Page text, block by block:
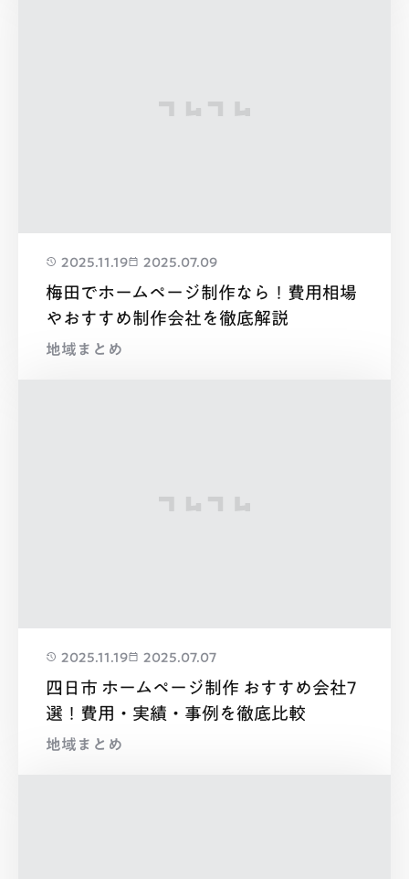
2025.11.19 2025.07.09
梅田でホームページ制作なら！費用相場
やおすすめ制作会社を徹底解説
地域まとめ
2025.11.19 2025.07.07
四日市 ホームページ制作 おすすめ会社7
選！費用・実績・事例を徹底比較
地域まとめ